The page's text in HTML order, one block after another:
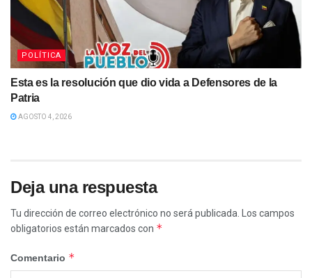
POLÍTICA
Esta es la resolución que dio vida a Defensores de la
Patria
AGOSTO 4, 2026
Deja una respuesta
Tu dirección de correo electrónico no será publicada.
Los campos
obligatorios están marcados con *
Comentario *